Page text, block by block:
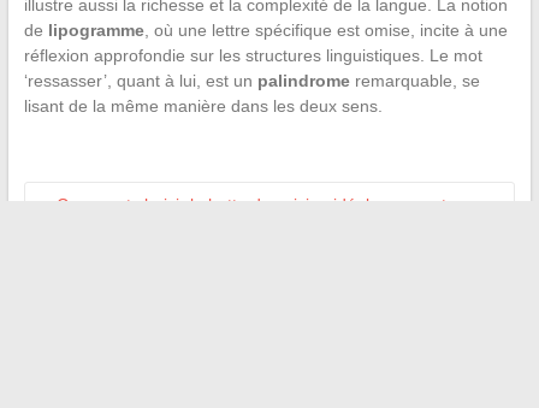
illustre aussi la richesse et la complexité de la langue. La notion
de lipogramme, où une lettre spécifique est omise, incite à une
réflexion approfondie sur les structures linguistiques. Le mot
‘ressasser’, quant à lui, est un palindromeremarquable, se
lisant de la même manière dans les deux sens.
Comment choisir la hotte de cuisine idéale pour votre